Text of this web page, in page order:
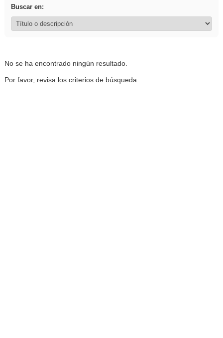
Buscar en:
No se ha encontrado ningún resultado.
Por favor, revisa los criterios de búsqueda.